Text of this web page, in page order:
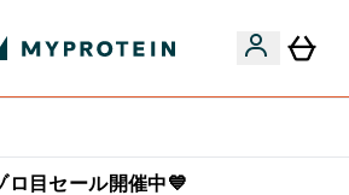
ロ目セール開催中💙